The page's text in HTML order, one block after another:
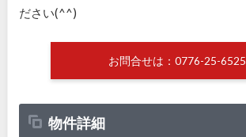
ださい(^^)
お問合せは：0776-25-6525
物件詳細